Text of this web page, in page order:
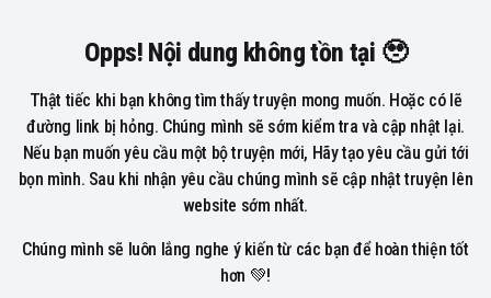
Opps! Nội dung không tồn tại 🥹
Thật tiếc khi bạn không tìm thấy truyện mong muốn. Hoặc có lẽ
đường link bị hỏng. Chúng mình sẽ sớm kiểm tra và cập nhật lại.
Nếu bạn muốn yêu cầu một bộ truyện mới, Hãy tạo yêu cầu gửi tới
bọn mình. Sau khi nhận yêu cầu chúng mình sẽ cập nhật truyện lên
website sớm nhất.
Chúng mình sẽ luôn lắng nghe ý kiến từ các bạn để hoàn thiện tốt
hơn 💚!